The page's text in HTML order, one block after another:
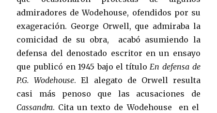
admiradores de Wodehouse, ofendidos por su
exageración. George Orwell, que admiraba la
comicidad de su obra, acabó asumiendo la
defensa del denostado escritor en un ensayo
que publicó en 1945 bajo el títuloEn defensa de
P.G. Wodehouse. El alegato de Orwell resulta
casi más penoso que las acusaciones de
Cassandra. Cita un texto de Wodehouse en el